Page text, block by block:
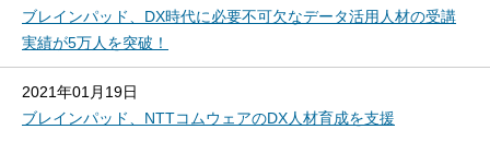
ブレインパッド、DX時代に必要不可欠なデータ活用人材の受講
実績が5万人を突破！
2021年01月19日
ブレインパッド、NTTコムウェアのDX人材育成を支援